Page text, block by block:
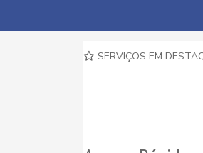
SERVIÇOS EM